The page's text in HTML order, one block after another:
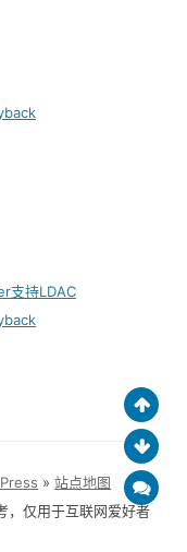
支持LDAC
»站点地图
，仅用于互联网爱好者